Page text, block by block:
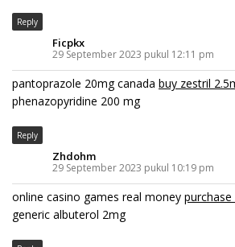
Reply
Ficpkx
29 September 2023 pukul 12:11 pm
pantoprazole 20mg canada buy zestril
phenazopyridine 200 mg
Reply
Zhdohm
29 September 2023 pukul 10:19 pm
online casino games real money
generic albuterol 2mg